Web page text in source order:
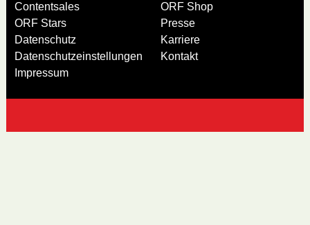
Contentsales
ORF Stars
Datenschutz
Datenschutzeinstellungen
Impressum
ORF Shop
Presse
Karriere
Kontakt